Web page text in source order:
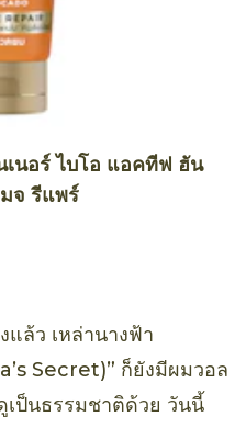
นอร์ ไบโอ แอคทีฟ ฮัน
จ รีแพร์
แล้ว เหล่านางฟ้า
Secret)” ก็ยังมีผมวอล
เป็นธรรมชาติด้วย วันนี้